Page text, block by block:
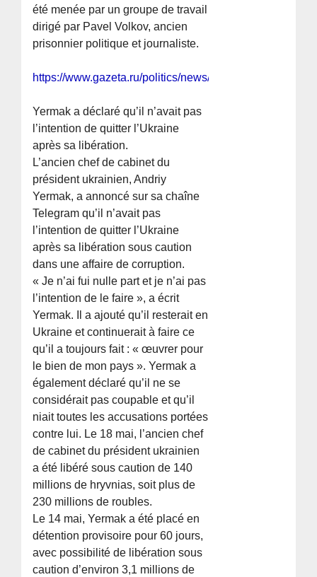
été menée par un groupe de travail
dirigé par Pavel Volkov, ancien
prisonnier politique et journaliste.
https://www.gazeta.ru/politics/news/2026/05/18/
Yermak a déclaré qu’il n’avait pas
l’intention de quitter l’Ukraine
après sa libération.
L’ancien chef de cabinet du
président ukrainien, Andriy
Yermak, a annoncé sur sa chaîne
Telegram qu’il n’avait pas
l’intention de quitter l’Ukraine
après sa libération sous caution
dans une affaire de corruption.
« Je n’ai fui nulle part et je n’ai pas
l’intention de le faire », a écrit
Yermak. Il a ajouté qu’il resterait en
Ukraine et continuerait à faire ce
qu’il a toujours fait : « œuvrer pour
le bien de mon pays ». Yermak a
également déclaré qu’il ne se
considérait pas coupable et qu’il
niait toutes les accusations portées
contre lui. Le 18 mai, l’ancien chef
de cabinet du président ukrainien
a été libéré sous caution de 140
millions de hryvnias, soit plus de
230 millions de roubles.
Le 14 mai, Yermak a été placé en
détention provisoire pour 60 jours,
avec possibilité de libération sous
caution d’environ 3,1 millions de